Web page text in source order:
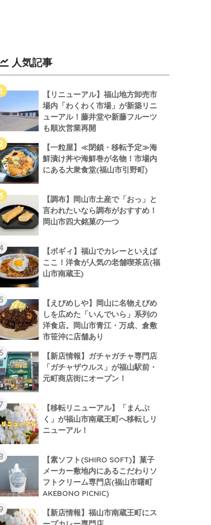
人気記事
【リニューアル】福山地方卸売市
場内「わくわく市場」が新築リニ
ューアル！藤井堂や新藤フルーツ
も順次営業再開
【一粒屋】≪閉鎖・移転予定≫海
鮮漬け丼や海鮮巻が名物！市場内
にある大衆食堂(福山市引野町)
【調布】岡山市土産で「おっ」と
言われたいなら調布がおすすめ！
岡山市四大銘菓の一つ
【ボギィ】福山でカレーといえば
ここ！洋食が人気の老舗喫茶店(福
山市南蔵王)
【えびめしや】岡山に名物えびめ
しを広めた「いんでいら」系列の
洋食店。岡山市青江・万成、倉敷
市笹沖に店舗あり
【新店情報】ガチャガチャ専門店
「ガチャザウルス」が福山駅前・
元町商店街にオープン！
【移転リニューアル】「まんぷ
く」が福山市南蔵王町へ移転しリ
ニューアル！
【素ソフト(SHIRO SOFT)】菓子
メーカー敷地内にあるこだわりソ
フトクリーム専門店(福山市曙町
AKEBONO PICNIC)
【新店情報】福山市南蔵王町にス